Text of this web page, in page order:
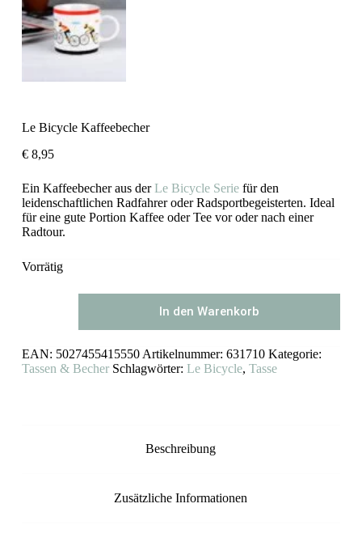
Le Bicycle Kaffeebecher
€8,95
Ein Kaffeebecher aus derLe Bicycle Seriefür den
leidenschaftlichen Radfahrer oder Radsportbegeisterten. Ideal
für eine gute Portion Kaffee oder Tee vor oder nach einer
Radtour.
Vorrätig
In den Warenkorb
EAN: 5027455415550 Artikelnummer: 631710 Kategorie:
Tassen & Becher Schlagwörter: Le Bicycle, Tasse
Beschreibung
Zusätzliche Informationen